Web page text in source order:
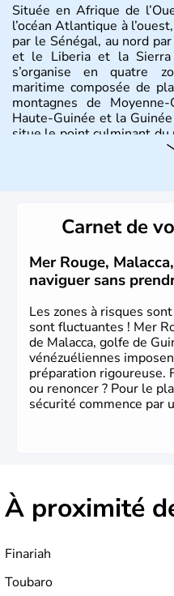
Située en Afrique de
l’océan Atlantique à
par le Sénégal, au nord
et le Liberia et la
s’organise en quatre
maritime composée de
montagnes de
Haute-Guinée et la
situe le point culminant du
Occupant 246 000
Carnet de
Mer Rouge,
naviguer sans
Les zones à risques
sont fluctuantes ! Mer
de Malacca, golfe de
vénézuéliennes
préparation rigoureuse.
ou renoncer ? Pour le
sécurité commence par
À proximité
Finariah
Toubaro